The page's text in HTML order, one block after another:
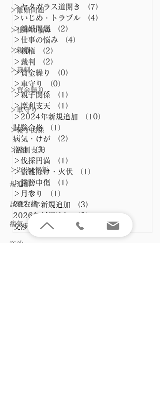
＞離婚問題
＞仕事の悩み
＞親権
＞裁判
＞資金繰り
＞車守り
＞親子関係
＞摩利支天
＞2024年新
規追加
試験合格
病気・けが
浴油
＞ヤタガラス道開き
（7）
＞いじめ・トラブル
（4）
＞離婚問題
（2）
＞仕事の悩み
（4）
＞親権
（2）
＞裁判
（2）
＞資金繰り
（0）
＞車守り
（0）
＞親子関係
（1）
＞摩利支天
（1）
＞2024年新規追加
（10）
試験合格
（1）
病気・けが
（2）
浴油 （3）
＞伐採円満
（1）
＞盗難除け・火伏
（1）
＞誹謗中傷
（1）
＞月参り
（1）
2025年新規追加
（3）
2026年新規追加 （2）2件の記事
交渉円満 （1） 1件の記事